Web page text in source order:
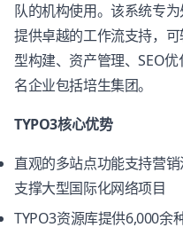
队的机构使用。该系统专
提供卓越的工作流支持，
型构建、资产管理、SEO
名企业包括培生集团。
TYPO3核心优势
直观的多站点功能支持营
支撑大型国际化网络项目
TYPO3资源库提供6,000余